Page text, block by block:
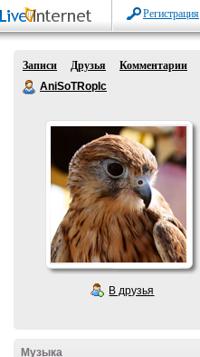
Регистрация
Записи Друзья
Комментарии
AniSoTRopIc
В друзья
Музыка